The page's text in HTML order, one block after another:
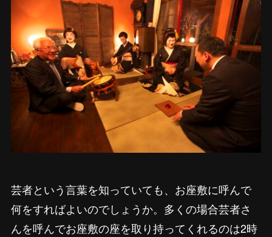
芸者という言葉を知っていても、お座敷に呼んで
何をすればよいのでしょうか。多くの場合芸者さ
んを呼んでお座敷の座を取り持ってくれるのは2時